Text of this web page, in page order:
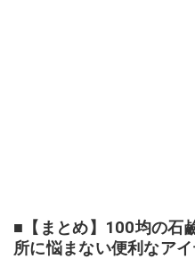
■【まとめ】100均の石
所に悩まない便利なアイ